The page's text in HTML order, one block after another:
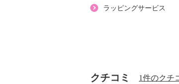
【個体差あり】
ラッピングサービス
クチコミ 1件のクチ